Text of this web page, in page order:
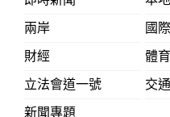
兩岸
國際
財經
體育
立法會道一號
交
新聞專題